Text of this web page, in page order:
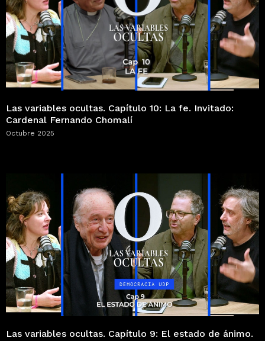
Las variables ocultas. Capítulo 10: La fe. Invitado:
Cardenal Fernando Chomalí
Octubre 2025
Las variables ocultas. Capítulo 9: El estado de ánimo.